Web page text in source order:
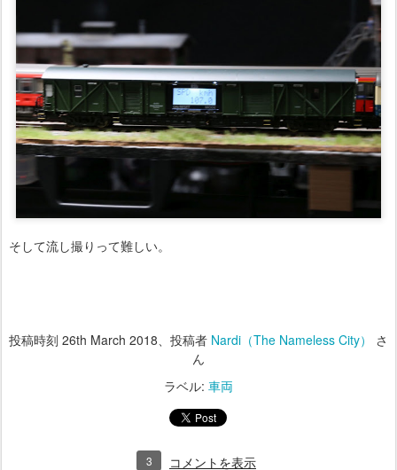
そして流し撮りって難しい。
投稿時刻 26th March 2018 、投稿者 Nardi（The Nameless City）
さ
ん
ラベル: 車両
3 コメントを表示